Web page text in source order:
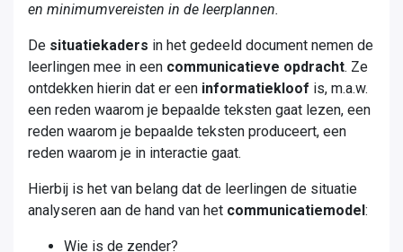
en minimumvereisten in de leerplannen.
De situatiekaders in het gedeeld document nemen de
leerlingen mee in een communicatieve opdracht. Ze
ontdekken hierin dat er een informatiekloof is, m.a.w.
een reden waarom je bepaalde teksten gaat lezen, een
reden waarom je bepaalde teksten produceert, een
reden waarom je in interactie gaat. ​
Hierbij is het van belang dat de leerlingen de situatie
analyseren aan de hand van het communicatiemodel:​
Wie is de zender?